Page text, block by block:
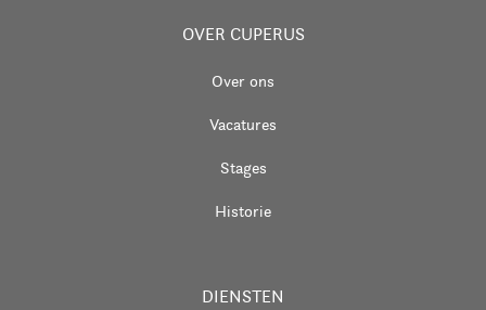
OVER CUPERUS
Over ons
Vacatures
Stages
Historie
DIENSTEN